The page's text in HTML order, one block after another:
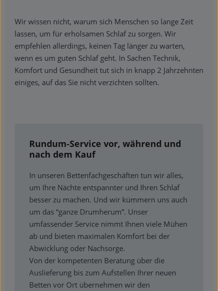
Wir wissen nicht, warum sich Menschen so lange Zeit
lassen, um für erholsamen Schlaf zu sorgen. Wir
empfehlen allerdings, keinen Tag länger zu warten,
wenn es um guten Schlaf geht. In Sachen Technik,
Komfort und Gesundheit tut sich in knapp 2 Jahrzehnten
einiges, auf das Sie nicht verzichten sollten.
Rundum-Service vor, während und
nach dem Kauf
In unseren Bettenfachgeschäften tun wir alles,
um Ihre Nächte entspannter und Ihren Schlaf
besser zu machen. Und wir kümmern uns auch
um das “ganze Drumherum”. Unser
umfassender Service nimmt Ihnen viele Mühen
ab und bieten maximalen Komfort bei der
Abwicklung oder Nachsorge.
Von der kompetenten Beratung über die
Auslieferung bis zum Aufstellen Ihrer neuen
Betten vor Ort übernehmen wir den